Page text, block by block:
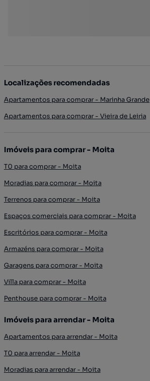
Localizações recomendadas
Apartamentos para comprar - Marinha Grande
Apartamentos para comprar - Vieira de Leiria
Imóveis para comprar - Moita
T0 para comprar - Moita
Moradias para comprar - Moita
Terrenos para comprar - Moita
Espaços comerciais para comprar - Moita
Escritórios para comprar - Moita
Armazéns para comprar - Moita
Garagens para comprar - Moita
Villa para comprar - Moita
Penthouse para comprar - Moita
Imóveis para arrendar - Moita
Apartamentos para arrendar - Moita
T0 para arrendar - Moita
Moradias para arrendar - Moita